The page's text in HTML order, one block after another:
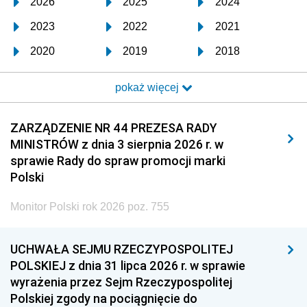
2023 2022 2021
2020 2019 2018
2017 2016 2015
2014 2013 2012
2011 2010 2009
2008 2007 2006
2005
1996 1995 1994
1993 1992 1991
1990 1989
pokaż więcej
ZARZĄDZENIE NR 44 PREZESA RADY
MINISTRÓW z dnia 3 sierpnia 2026 r. w
sprawie Rady do spraw promocji marki
Polski
Monitor Polski rok 2026 poz. 755
UCHWAŁA SEJMU RZECZYPOSPOLITEJ
POLSKIEJ z dnia 31 lipca 2026 r. w sprawie
wyrażenia przez Sejm Rzeczypospolitej
Polskiej zgody na pociągnięcie do